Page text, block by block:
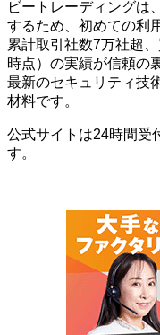
ビートレーディングは
するため、初めての利
累計取引社数7万社超
時点）の実績が信頼の
最新のセキュリティ技
材料です。
公式サイトは24時間受
す。